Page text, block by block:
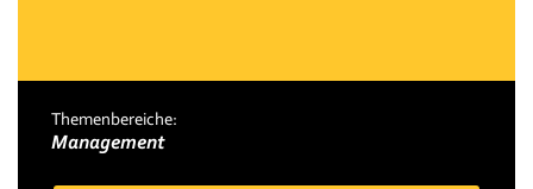
Themenbereiche:
Management